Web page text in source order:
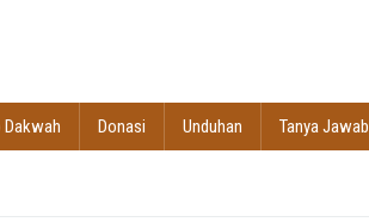
Donasi Unduhan Tanya Jawab